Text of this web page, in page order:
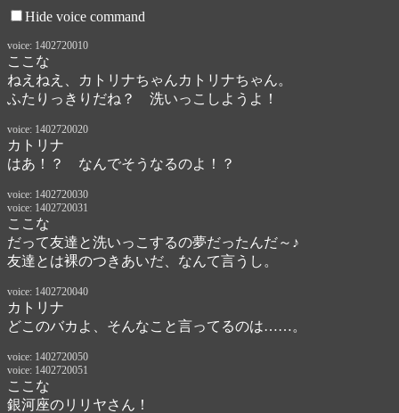
Hide voice command
voice: 1402720010
ここな
ねえねえ、カトリナちゃんカトリナちゃん。
ふたりっきりだね？　洗いっこしようよ！
voice: 1402720020
カトリナ
はあ！？　なんでそうなるのよ！？
voice: 1402720030
voice: 1402720031
ここな
だって友達と洗いっこするの夢だったんだ～♪
友達とは裸のつきあいだ、なんて言うし。
voice: 1402720040
カトリナ
どこのバカよ、そんなこと言ってるのは……。
voice: 1402720050
voice: 1402720051
ここな
銀河座のリリヤさん！